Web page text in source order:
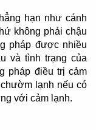
hạn như cánh
không phải chậu
pháp được nhiều
và tình trạng của
pháp điều trị cảm
lạnh nếu có
với cảm lạnh.